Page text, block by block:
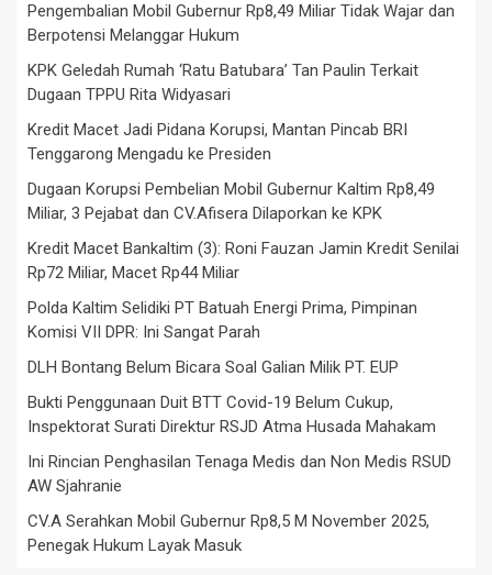
Pengembalian Mobil Gubernur Rp8,49 Miliar Tidak Wajar dan
Berpotensi Melanggar Hukum
KPK Geledah Rumah ‘Ratu Batubara’ Tan Paulin Terkait
Dugaan TPPU Rita Widyasari
Kredit Macet Jadi Pidana Korupsi, Mantan Pincab BRI
Tenggarong Mengadu ke Presiden
Dugaan Korupsi Pembelian Mobil Gubernur Kaltim Rp8,49
Miliar, 3 Pejabat dan CV.Afisera Dilaporkan ke KPK
Kredit Macet Bankaltim (3): Roni Fauzan Jamin Kredit Senilai
Rp72 Miliar, Macet Rp44 Miliar
Polda Kaltim Selidiki PT Batuah Energi Prima, Pimpinan
Komisi VII DPR: Ini Sangat Parah
DLH Bontang Belum Bicara Soal Galian Milik PT. EUP
Bukti Penggunaan Duit BTT Covid-19 Belum Cukup,
Inspektorat Surati Direktur RSJD Atma Husada Mahakam
Ini Rincian Penghasilan Tenaga Medis dan Non Medis RSUD
AW Sjahranie
CV.A Serahkan Mobil Gubernur Rp8,5 M November 2025,
Penegak Hukum Layak Masuk